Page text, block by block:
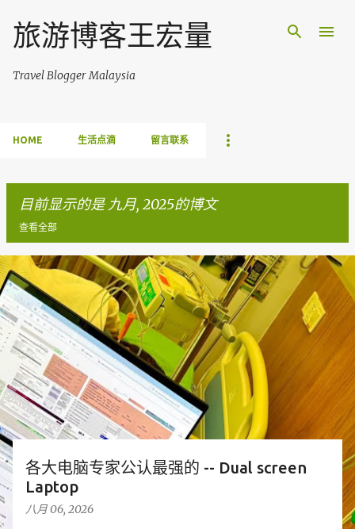
跳至主要内容
旅游博客王宏量
Travel Blogger Malaysia
HOME 生活点滴 留言联系
目前显示的是 九月, 2025的博文
查看全部
博
文
各大电脑专家公认最强的 -- Dual screen
Laptop
八月 06, 2026